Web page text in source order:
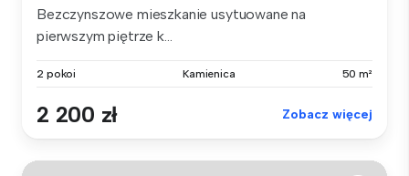
Bezczynszowe mieszkanie usytuowane na
pierwszym piętrze k...
2 pokoi Kamienica 50 m²
2 200 zł Zobacz więcej